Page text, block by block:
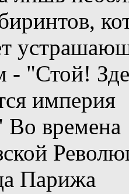
- "Стой!
империя
Во времена
Парижа